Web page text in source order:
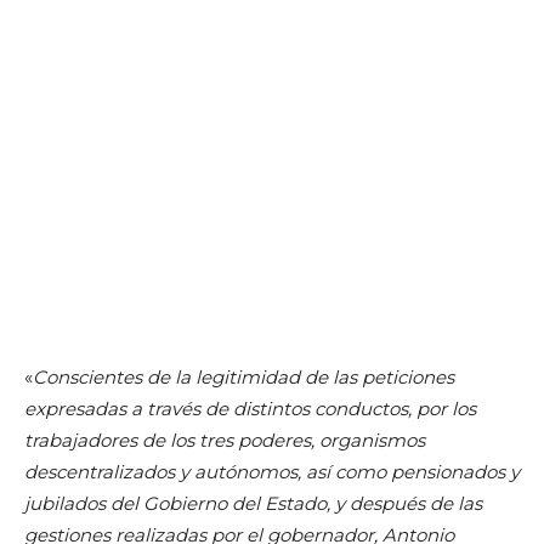
«Conscientes de la legitimidad de las peticiones
expresadas a través de distintos conductos, por los
trabajadores de los tres poderes, organismos
descentralizados y autónomos, así como pensionados y
jubilados del Gobierno del Estado, y después de las
gestiones realizadas por el gobernador, Antonio